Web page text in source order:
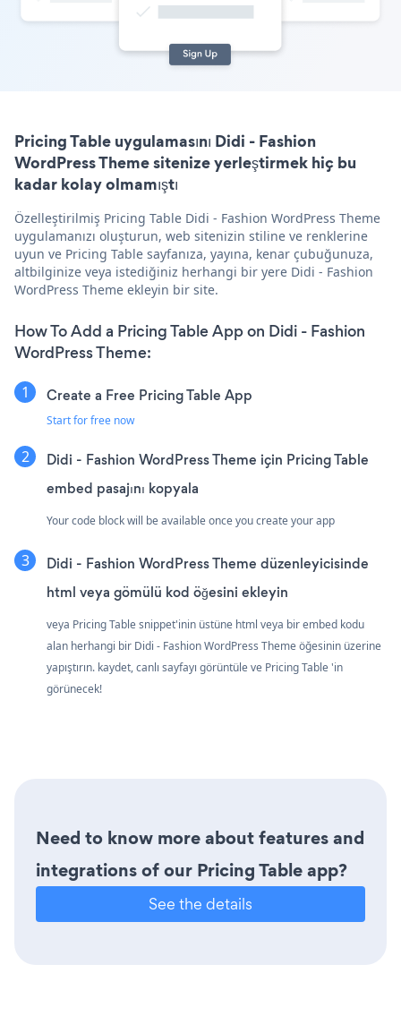
Pricing Table uygulamasını Didi - Fashion
WordPress Theme sitenize yerleştirmek hiç bu
kadar kolay olmamıştı
Özelleştirilmiş Pricing Table Didi - Fashion WordPress Theme
uygulamanızı oluşturun, web sitenizin stiline ve renklerine
uyun ve Pricing Table sayfanıza, yayına, kenar çubuğunuza,
altbilginize veya istediğiniz herhangi bir yere Didi - Fashion
WordPress Theme ekleyin bir site.
How To Add a Pricing Table App on Didi - Fashion
WordPress Theme:
Create a Free Pricing Table App
Start for free now
Didi - Fashion WordPress Theme için Pricing Table
embed pasajını kopyala
Your code block will be available once you create your app
Didi - Fashion WordPress Theme düzenleyicisinde
html veya gömülü kod öğesini ekleyin
veya Pricing Table snippet'inin üstüne html veya bir embed kodu
alan herhangi bir Didi - Fashion WordPress Theme öğesinin üzerine
yapıştırın. kaydet, canlı sayfayı görüntüle ve Pricing Table 'in
görünecek!
Need to know more about features and
integrations of our Pricing Table app?
See the details